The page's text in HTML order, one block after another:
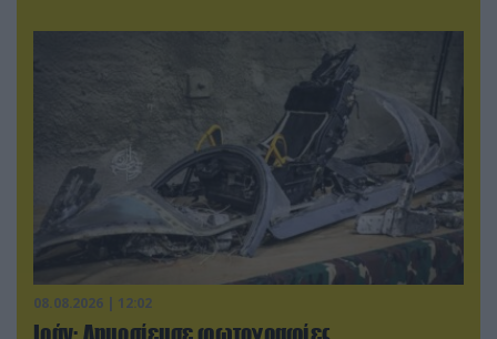
08.08.2026 | 12:02
Ιράν: Δημοσίευσε φωτογραφίες